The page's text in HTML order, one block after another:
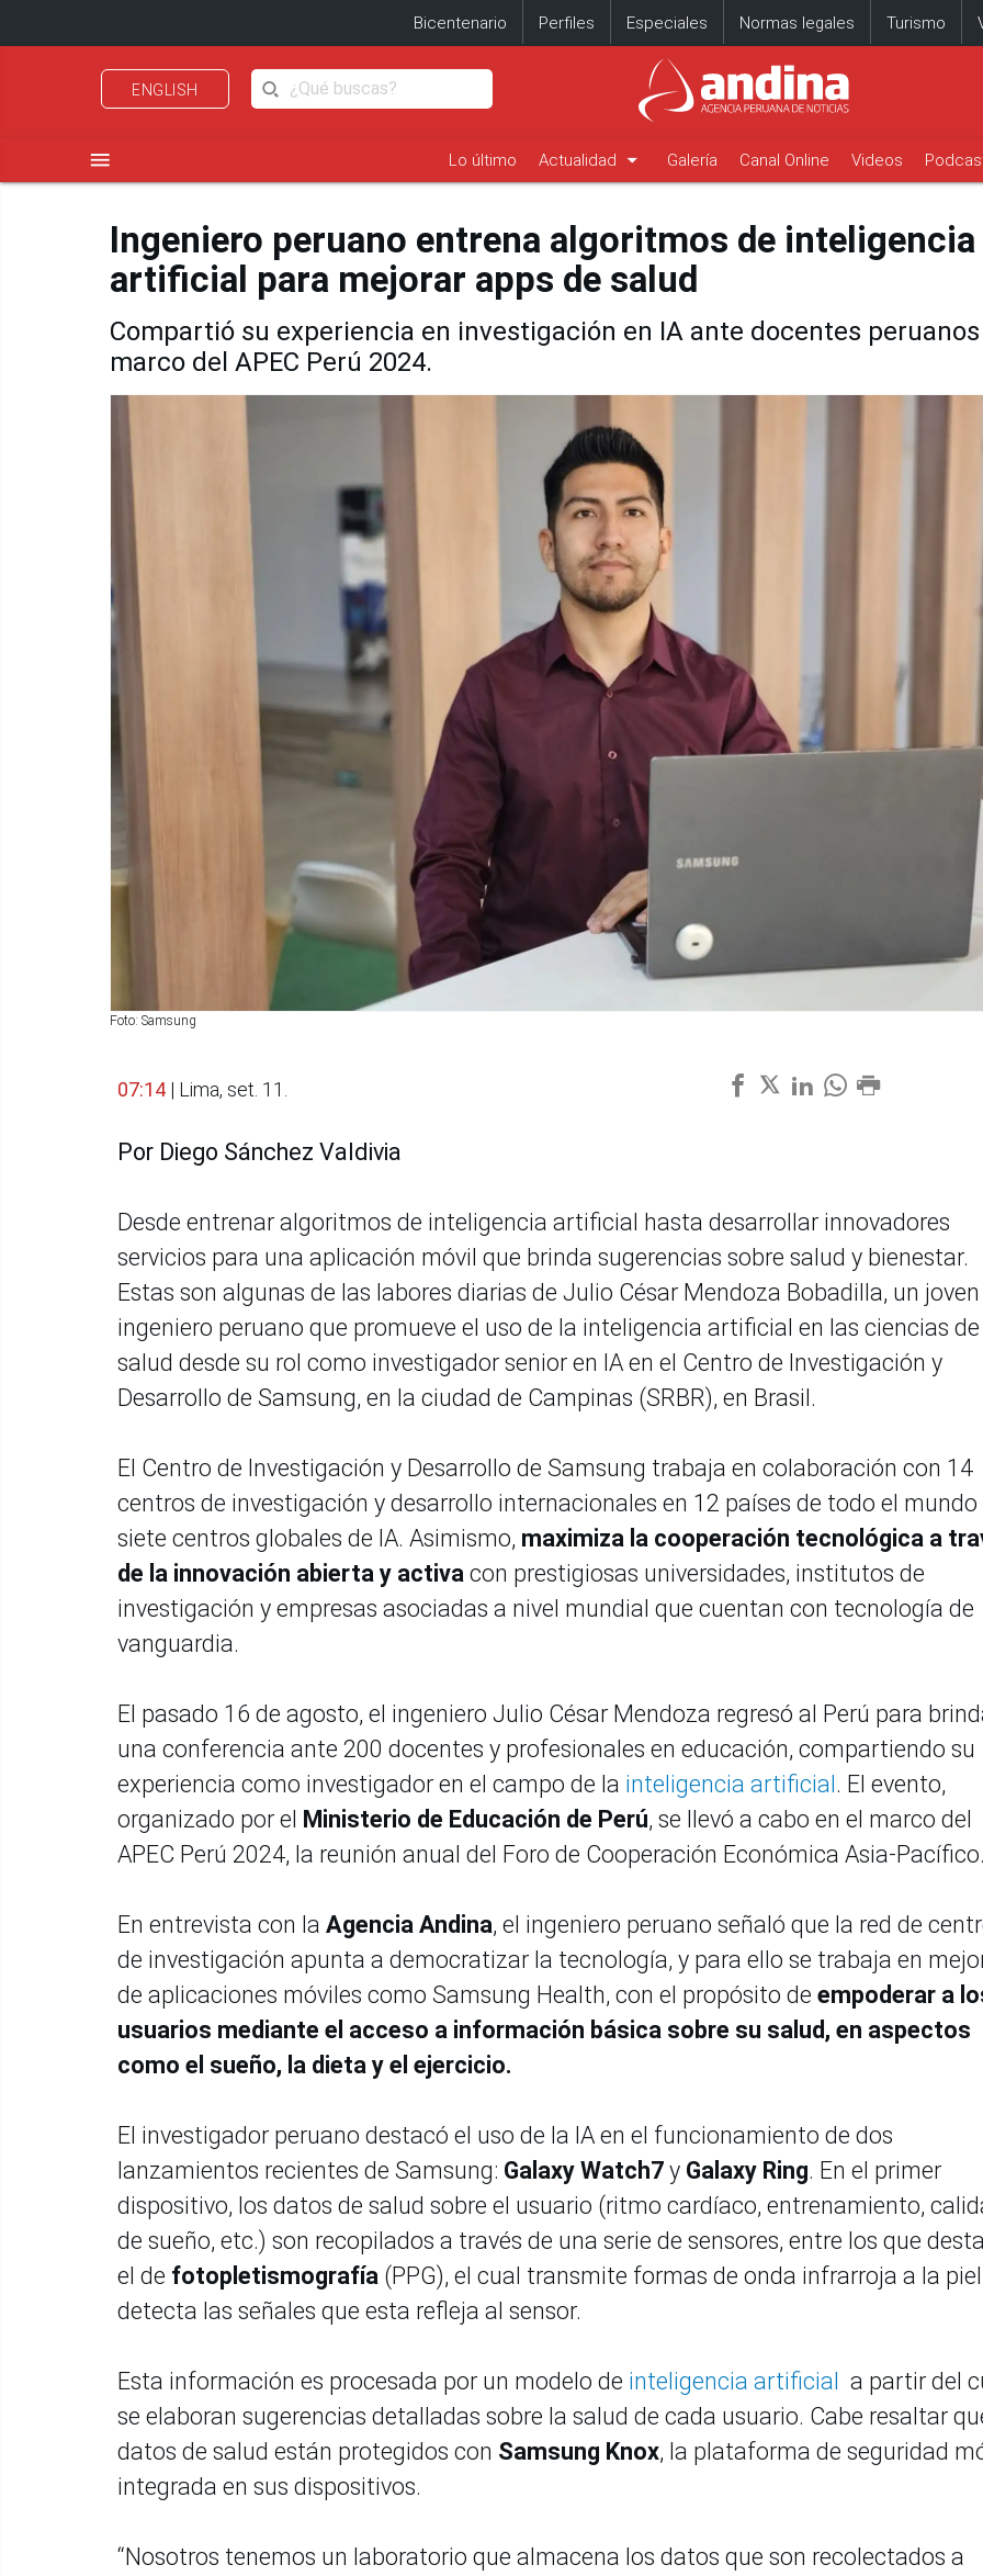
Bicentenario Perfiles Especiales Normas legales Turismo
ENGLISH
menu Lo último Actualidad arrow_drop_down Galería Canal Online Videos
Ingeniero peruano entrena algoritmos de inteligencia
artificial para mejorar apps de salud
Compartió su experiencia en investigación en IA ante docentes peruanos
marco del APEC Perú 2024.
Foto: Samsung
07:14 | Lima, set. 11.
Por Diego Sánchez Valdivia
Desde entrenar algoritmos de inteligencia artificial hasta desarrollar innovadores
servicios para una aplicación móvil que brinda sugerencias sobre salud y bienestar.
Estas son algunas de las labores diarias de Julio César Mendoza Bobadilla, un joven
ingeniero peruano que promueve el uso de la inteligencia artificial en las ciencias
salud desde su rol como investigador senior en IA en el Centro de Investigación y
Desarrollo de Samsung, en la ciudad de Campinas (SRBR), en Brasil.
El Centro de Investigación y Desarrollo de Samsung trabaja en colaboración con 14
centros de investigación y desarrollo internacionales en 12 países de todo el mundo
siete centros globales de IA. Asimismo, maximiza la cooperación tecnológica a
de la innovación abierta y activa con prestigiosas universidades, institutos de
investigación y empresas asociadas a nivel mundial que cuentan con tecnología de
vanguardia.
El pasado 16 de agosto, el ingeniero Julio César Mendoza regresó al Perú para
una conferencia ante 200 docentes y profesionales en educación, compartiendo su
experiencia como investigador en el campo de la inteligencia artificial. El evento,
organizado por el Ministerio de Educación de Perú, se llevó a cabo en el marco del
APEC Perú 2024, la reunión anual del Foro de Cooperación Económica Asia-Pacífico.
En entrevista con la Agencia Andina, el ingeniero peruano señaló que la red de
de investigación apunta a democratizar la tecnología, y para ello se trabaja en
de aplicaciones móviles como Samsung Health, con el propósito de empoderar a
usuarios mediante el acceso a información básica sobre su salud, en aspectos
como el sueño, la dieta y el ejercicio.
El investigador peruano destacó el uso de la IA en el funcionamiento de dos
lanzamientos recientes de Samsung: Galaxy Watch7 y Galaxy Ring. En el primer
dispositivo, los datos de salud sobre el usuario (ritmo cardíaco, entrenamiento,
de sueño, etc.) son recopilados a través de una serie de sensores, entre los que
el de fotopletismografía (PPG), el cual transmite formas de onda infrarroja a la
detecta las señales que esta refleja al sensor.
Esta información es procesada por un modelo de inteligencia artificial a partir del
se elaboran sugerencias detalladas sobre la salud de cada usuario. Cabe resaltar
datos de salud están protegidos con Samsung Knox, la plataforma de seguridad
integrada en sus dispositivos.
“Nosotros tenemos un laboratorio que almacena los datos que son recolectados a